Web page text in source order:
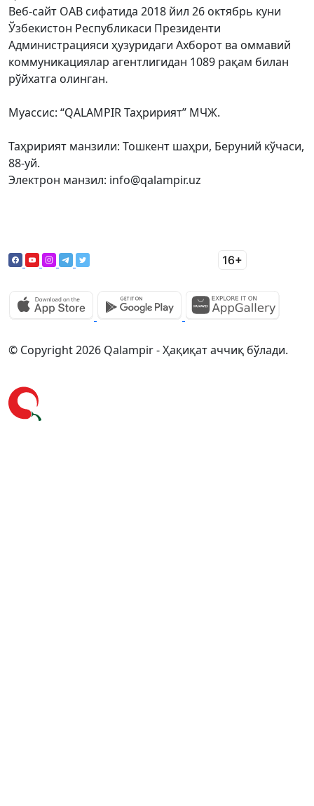
Веб-сайт ОАВ сифатида 2018 йил 26 октябрь куни
Ўзбекистон Республикаси Президенти
Администрацияси ҳузуридаги Ахборот ва оммавий
коммуникациялар агентлигидан 1089 рақам билан
рўйхатга олинган.
Муассис: “QALAMPIR Таҳририят” МЧЖ.
Таҳририят манзили: Тошкент шаҳри, Беруний кўчаси,
88-уй.
Электрон манзил: info@qalampir.uz
© Copyright 2026 Qalampir - Ҳақиқат аччиқ бўлади.